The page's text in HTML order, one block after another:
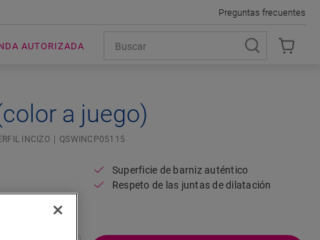
AUTORIZADA
Preguntas frecuentes
a juego)
INCIZO QSWINCP05115
Superficie de barniz auténtico
Respeto de las juntas de dilatación